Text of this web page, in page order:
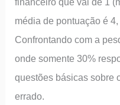
média de pontuação é
Confrontando com a
onde somente 30%
questões básicas sobre
errado.